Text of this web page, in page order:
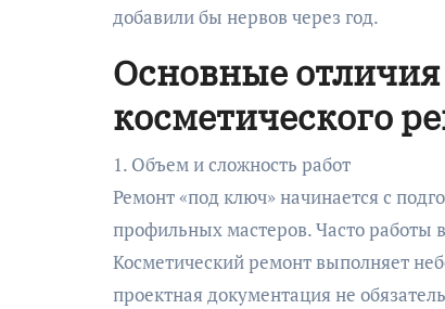
добавили бы нервов через год.
Основные
косметического
1. Объем и сложность работ
Ремонт «под ключ» начинается с
профильных мастеров. Часто работы
Косметический ремонт выполняет
проектная документация не